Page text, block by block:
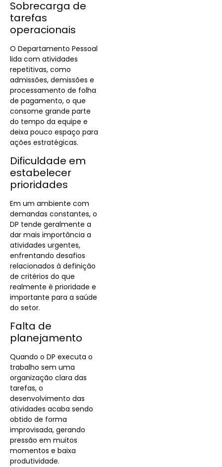
Sobrecarga de
tarefas
operacionais
O Departamento Pessoal
lida com atividades
repetitivas, como
admissões, demissões e
processamento de folha
de pagamento, o que
consome grande parte
do tempo da equipe e
deixa pouco espaço para
ações estratégicas.
Dificuldade em
estabelecer
prioridades
Em um ambiente com
demandas constantes, o
DP tende geralmente a
dar mais importância a
atividades urgentes,
enfrentando desafios
relacionados à definição
de critérios do que
realmente é prioridade e
importante para a saúde
do setor.
Falta de
planejamento
Quando o DP executa o
trabalho sem uma
organização clara das
tarefas, o
desenvolvimento das
atividades acaba sendo
obtido de forma
improvisada, gerando
pressão em muitos
momentos e baixa
produtividade.